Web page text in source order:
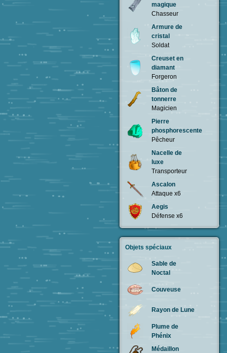
magique
Chasseur
Armure de
cristal
Soldat
Creuset en
diamant
Forgeron
Bâton de
tonnerre
Magicien
Pierre
phosphorescente
Pêcheur
Nacelle de
luxe
Transporteur
Ascalon
Attaque x6
Aegis
Défense x6
Objets spéciaux
Sable de
Noctal
Couveuse
Rayon de Lune
Plume de
Phénix
Médaillon